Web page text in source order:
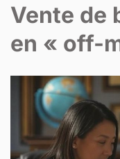
Vente de
en « off-